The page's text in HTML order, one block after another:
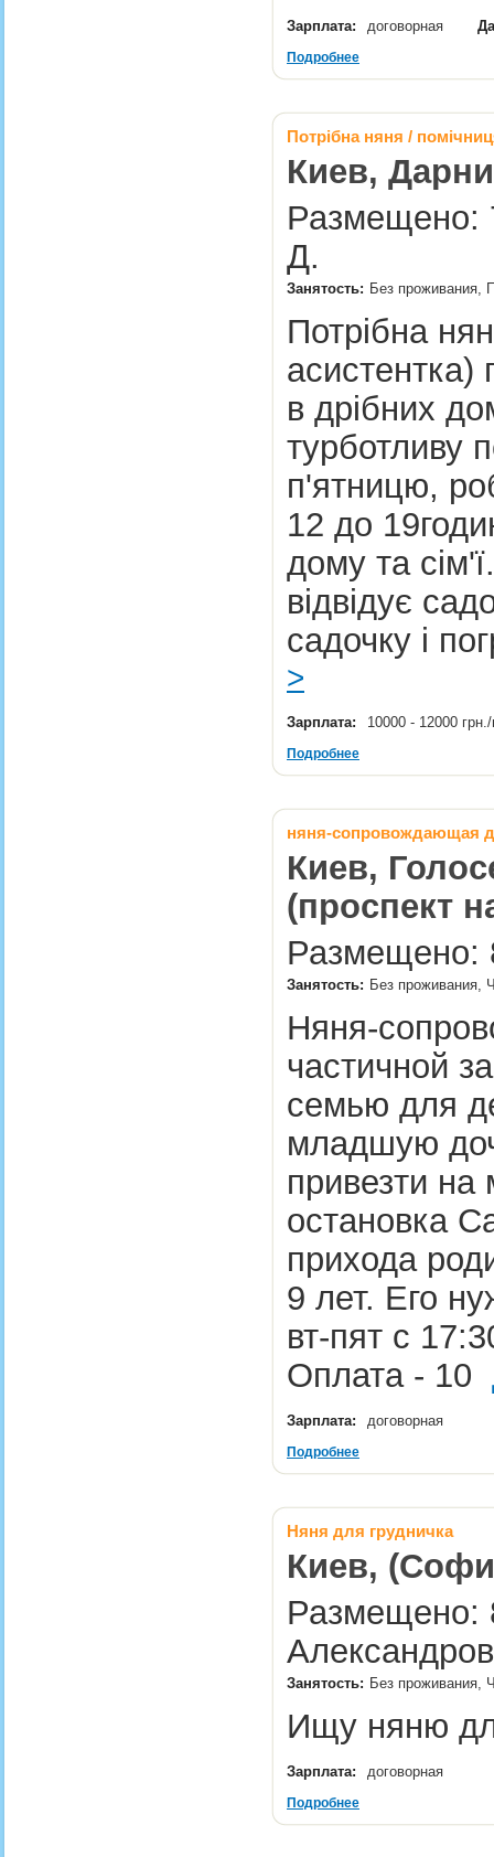
Зарплата: договорная
Подробнее
Потрібна няня /
Киев,
Размещено:
Д.
Занятость: Без проживания,
Потрібна
асистентка)
в дрібних
турботливу
п'ятницю,
12 до
дому та
відвідує
садочку і
>
Зарплата: 10000 - 12000
Подробнее
няня-сопровождающая
Киев,
(проспект
Размещено:
Занятость: Без проживания,
Няня-
частичной
семью для
младшую
привезти
остановка
прихода
9 лет. Его
вт-пят с
Оплата - 10
Зарплата: договорная
Подробнее
Няня для грудничка
Киев,
Размещено:
Занятость: Без проживания,
Ищу няню
Зарплата: договорная
Подробнее